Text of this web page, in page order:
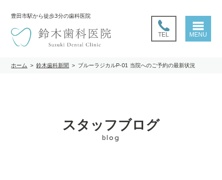
豊田市駅から徒歩3分の歯科医院
TEL MENU
ホーム >鈴木歯科新聞 > ブルーラジカルP-01 当院へのご予約の最新状況
スタッフブログ
blog